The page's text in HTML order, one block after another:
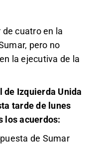
cuatro en la
pero no
la ejecutiva de la
de Izquierda Unida
tarde de lunes
los acuerdos:
de Sumar